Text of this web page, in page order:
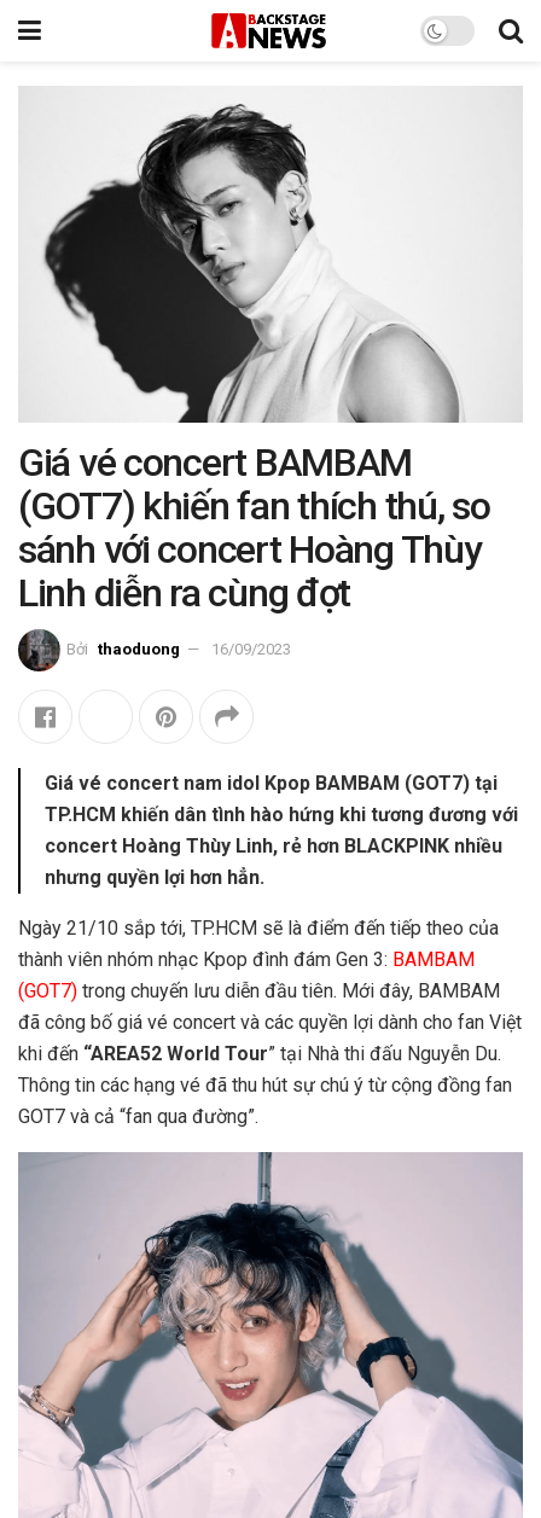
Giá vé concert BAMBAM
(GOT7) khiến fan thích thú, so
sánh với concert Hoàng Thùy
Linh diễn ra cùng đợt
Bởi thaoduong 16/09/2023
Giá vé concert nam idol Kpop BAMBAM (GOT7) tại
TP.HCM khiến dân tình hào hứng khi tương đương với
concert Hoàng Thùy Linh, rẻ hơn BLACKPINK nhiều
nhưng quyền lợi hơn hẳn.
Ngày 21/10 sắp tới, TP.HCM sẽ là điểm đến tiếp theo của
thành viên nhóm nhạc Kpop đình đám Gen 3: BAMBAM
(GOT7) trong chuyến lưu diễn đầu tiên. Mới đây, BAMBAM
đã công bố giá vé concert và các quyền lợi dành cho fan Việt
khi đến “AREA52 World Tour” tại Nhà thi đấu Nguyễn Du.
Thông tin các hạng vé đã thu hút sự chú ý từ cộng đồng fan
GOT7 và cả “fan qua đường”.